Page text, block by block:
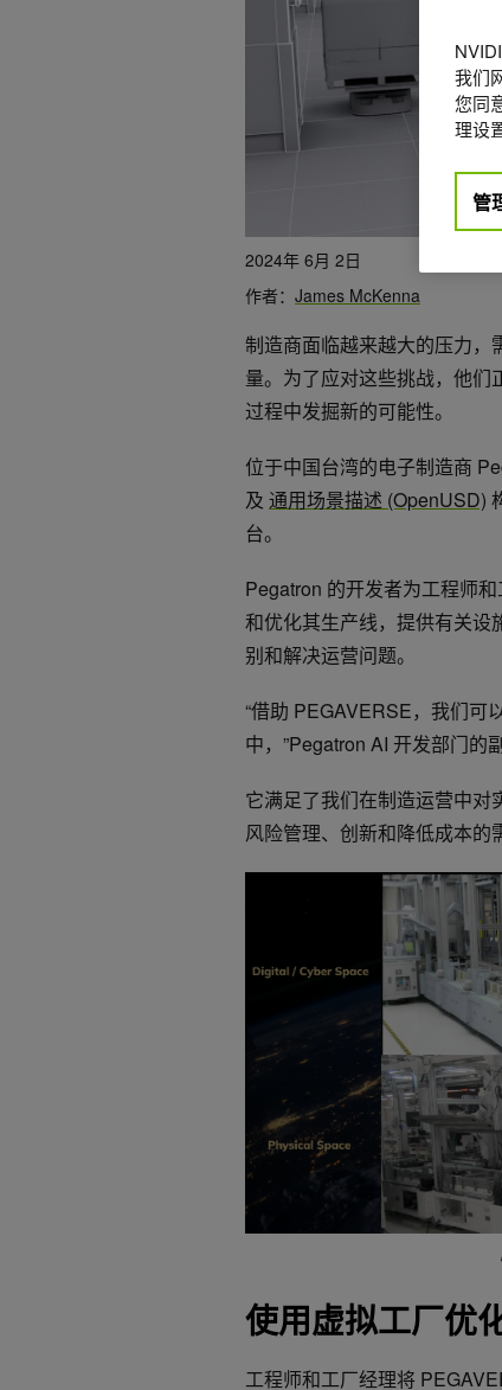
2024年 6月 2日
作者： James McKenna
制造商面临越来越大的压力，
量。为了应对这些挑战，他们
过程中发掘新的可能性。
位于中国台湾的电子制造商
及 通用场景描述 (OpenUSD)
台。
Pegatron 的开发者为工程师
和优化其生产线，提供有关设
别和解决运营问题。
“借助 PEGAVERSE，我们可
中，”Pegatron AI 开发部门的
它满足了我们在制造运营中对
风险管理、创新和降低成本的
使用虚拟工厂优
工程师和工厂经理将
我们
您同
理设
管